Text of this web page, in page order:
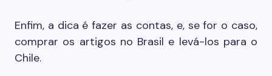
Enfim, a dica é fazer as contas, e, se for o caso,
comprar os artigos no Brasil e levá-los para o
Chile.